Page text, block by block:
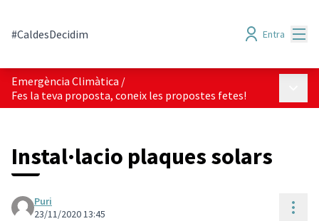
#CaldesDecidim Entra
Emergència Climàtica /
Fes la teva proposta, coneix les propostes fetes!
Instal·lacio plaques solars
Puri
23/11/2020 13:45